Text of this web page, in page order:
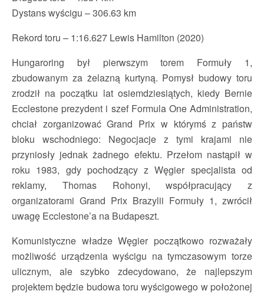
Dystans wyścigu – 306.63 km
Rekord toru – 1:16.627 Lewis Hamilton (2020)
Hungaroring był pierwszym torem Formuły 1,
zbudowanym za żelazną kurtyną. Pomysł budowy toru
zrodził na początku lat osiemdziesiątych, kiedy Bernie
Ecclestone prezydent i szef Formula One Administration,
chciał zorganizować Grand Prix w którymś z państw
bloku wschodniego: Negocjacje z tymi krajami nie
przyniosły jednak żadnego efektu. Przełom nastąpił w
roku 1983, gdy pochodzący z Węgier specjalista od
reklamy, Thomas Rohonyi, współpracujący z
organizatorami Grand Prix Brazylii Formuły 1, zwrócił
uwagę Ecclestone’a na Budapeszt.
Komunistyczne władze Węgier początkowo rozważały
możliwość urządzenia wyścigu na tymczasowym torze
ulicznym, ale szybko zdecydowano, że najlepszym
projektem będzie budowa toru wyścigowego w położonej